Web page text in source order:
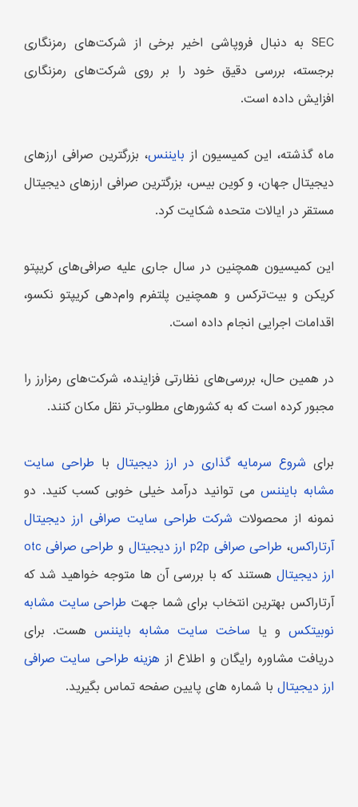
SEC به دنبال فروپاشی اخیر برخی از شرکت‌های رمزنگاری
برجسته، بررسی دقیق خود را بر روی شرکت‌های رمزنگاری
افزایش داده است.
ماه گذشته، این کمیسیون از بایننس، بزرگترین صرافی ارزهای
دیجیتال جهان، و کوین بیس، بزرگترین صرافی ارزهای دیجیتال
مستقر در ایالات متحده شکایت کرد.
این کمیسیون همچنین در سال جاری علیه صرافی‌های کریپتو
کریکن و بیت‌ترکس و همچنین پلتفرم وام‌دهی کریپتو نکسو،
اقدامات اجرایی انجام داده است.
در همین حال، بررسی‌های نظارتی فزاینده، شرکت‌های رمزارز را
مجبور کرده است که به کشورهای مطلوب‌تر نقل مکان کنند.
برای شروع سرمایه گذاری در ارز دیجیتال با طراحی سایت
مشابه بایننسمی توانید درآمد خیلی خوبی کسب کنید. دو
نمونه از محصولات شرکت طراحی سایت صرافی ارز دیجیتال
آرتاراکس، طراحی صرافی p2p ارز دیجیتال و
طراحی صرافی otc
ارز دیجیتال هستند که با بررسی آن ها متوجه خواهید شد که
آرتاراکس بهترین انتخاب برای شما جهت طراحی سایت مشابه
نوبیتکس و یا ساخت سایت مشابه بایننس هست. برای
دریافت مشاوره رایگان و اطلاع از هزینه طراحی سایت صرافی
ارز دیجیتال با شماره های پایین صفحه تماس بگیرید.